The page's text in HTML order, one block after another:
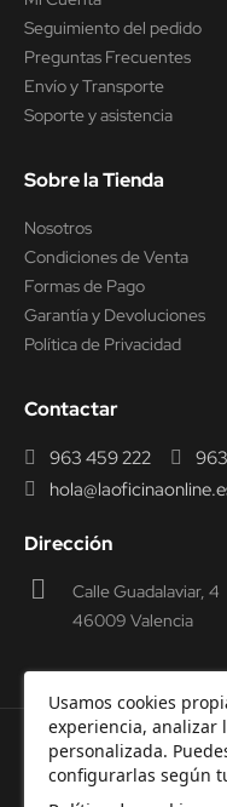
Usamos cookies
experiencia, analizar
personalizada.
configurarlas según
Seguimiento del pedido
Preguntas Frecuentes
Envío y Transporte
Soporte y asistencia
Sobre la Tienda
Nosotros
Condiciones de Venta
Formas de Pago
Garantía y Devoluciones
Política de Privacidad
Contactar
963 459 222
Dirección
Calle Guadalaviar, 4
46009 Valencia
© 2000-2026
B98914336 -
Aviso